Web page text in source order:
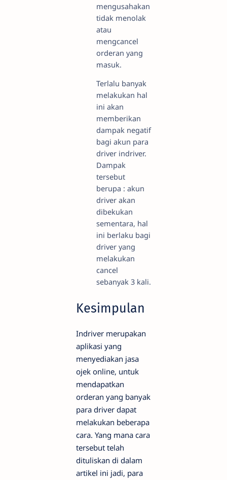
mengusahakan
tidak menolak
atau
mengcancel
orderan yang
masuk.
Terlalu banyak
melakukan hal
ini akan
memberikan
dampak negatif
bagi akun para
driver indriver.
Dampak
tersebut
berupa : akun
driver akan
dibekukan
sementara, hal
ini berlaku bagi
driver yang
melakukan
cancel
sebanyak 3 kali.
Kesimpulan
Indriver merupakan
aplikasi yang
menyediakan jasa
ojek online, untuk
mendapatkan
orderan yang banyak
para driver dapat
melakukan beberapa
cara. Yang mana cara
tersebut telah
dituliskan di dalam
artikel ini jadi, para